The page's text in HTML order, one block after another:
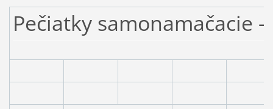
Pečiatky samonamačacie